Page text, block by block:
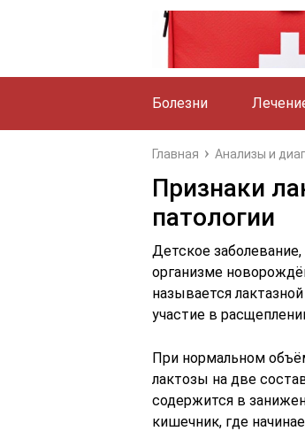
Болезни
Главная Анализы и
Признаки
патологии
Детское
организме
называется
участие в
При нормальном
лактозы на две
содержится в
кишечник, где